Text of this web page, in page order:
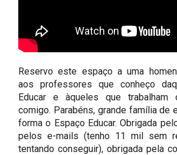
Reservo este espaço a uma
aos professores que conheço
Educar e àqueles que trabalham
comigo. Parabéns, grande família de
forma o Espaço Educar. Obrigada
pelos e-mails (tenho 11 mil sem
tentando conseguir), obrigada pela